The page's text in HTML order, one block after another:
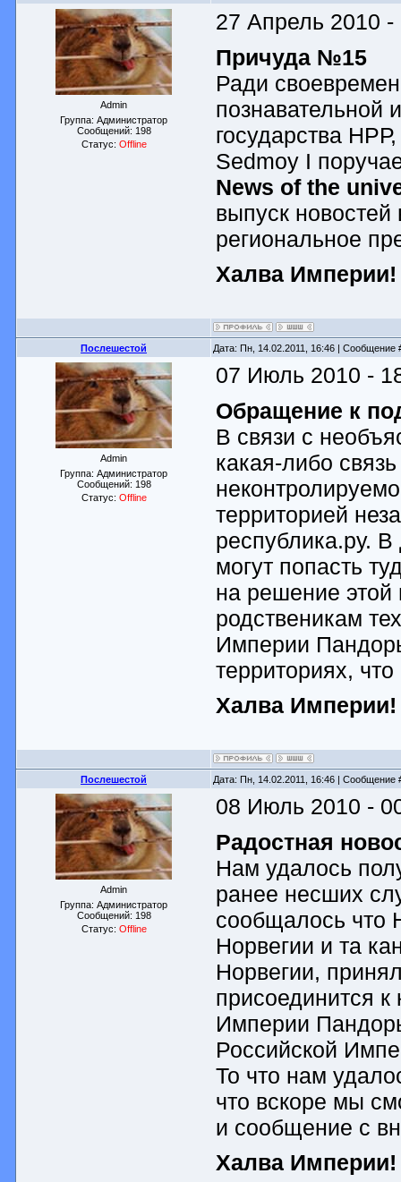
Admin
Группа: Администратор
Сообщений: 198
Статус: Offline
27 Апрель 2010 -
Причуда №15
Ради
познавательной
государства
Sedmoy I
News of the
выпуск
региональное
Халва Империи!
Послешестой Дата: Пн, 14.02.2011, 16:46 | Сообщение
Admin
Группа: Администратор
Сообщений: 198
Статус: Offline
07 Июль 2010 -
Обращение к
В связи с
какая-либо
территорией
республика.ру.
могут попасть
на решение
родственикам
Империи
территориях,
Халва Империи!
Послешестой Дата: Пн, 14.02.2011, 16:46 | Сообщение
Admin
Группа: Администратор
Сообщений: 198
Статус: Offline
08 Июль 2010 -
Радостная
Нам удалось
ранее несших
сообщалось что
Норвегии и та
Норвегии,
присоединится к
Империи
Российской
То что нам
что вскоре мы
и сообщение с
Халва Империи!